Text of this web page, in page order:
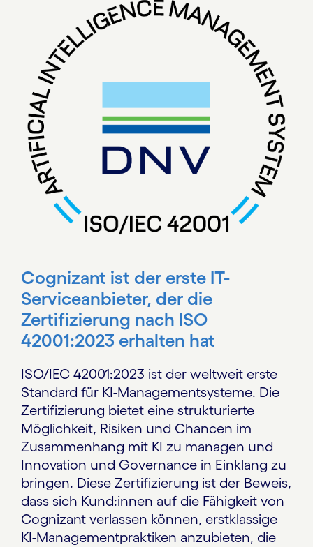
Cognizant ist der erste IT-
Serviceanbieter, der die
Zertifizierung nach ISO
42001:2023 erhalten hat
ISO/IEC 42001:2023 ist der weltweit erste
Standard für KI-Managementsysteme. Die
Zertifizierung bietet eine strukturierte
Möglichkeit, Risiken und Chancen im
Zusammenhang mit KI zu managen und
Innovation und Governance in Einklang zu
bringen. Diese Zertifizierung ist der Beweis,
dass sich Kund:innen auf die Fähigkeit von
Cognizant verlassen können, erstklassige
KI-Managementpraktiken anzubieten, die